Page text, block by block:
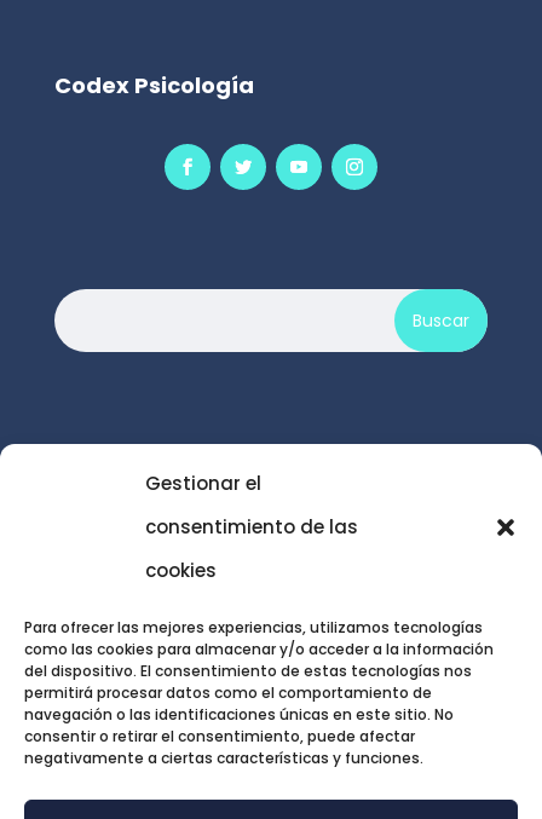
Gestionar el
consentimiento de las
cookies
Para ofrecer las mejores experiencias, utilizamos tecnologías
como las cookies para almacenar y/o acceder a la información
del dispositivo. El consentimiento de estas tecnologías nos
permitirá procesar datos como el comportamiento de
navegación o las identificaciones únicas en este sitio. No
consentir o retirar el consentimiento, puede afectar
negativamente a ciertas características y funciones.
Codex Psicología
gabinete@codexpsicologia.com
TRATAMIENTOS DESTACADOS